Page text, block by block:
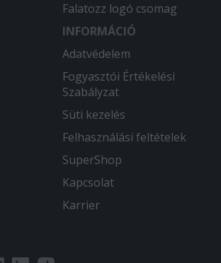
Falatozz logó csomag
INFORMÁCIÓ
Adatvédelem
Fogyasztói Értékelési
Szabályzat
Süti kezelés
Felhasználási feltételek
SuperShop
Kapcsolat
Karrier